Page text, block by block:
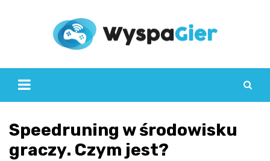
Speedruning w środowisku
graczy. Czym jest?